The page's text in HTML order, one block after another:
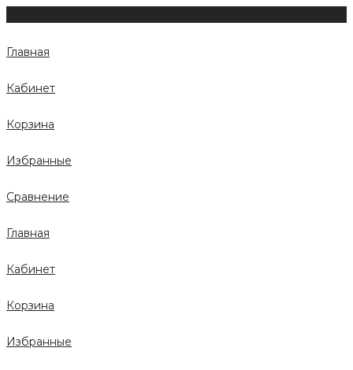
Главная
Кабинет
Корзина
Избранные
Сравнение
Главная
Кабинет
Корзина
Избранные